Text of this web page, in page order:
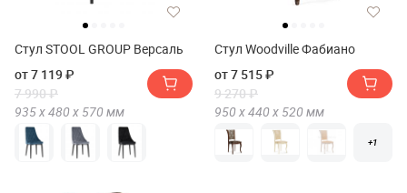
Стул STOOL GROUP Версаль
от 7 119 ₽
7 990 ₽
935 х480 х 570 мм
Стул Woodville Фабиано
от 7 515 ₽
9 270 ₽
950 х440 х 520 мм
+1